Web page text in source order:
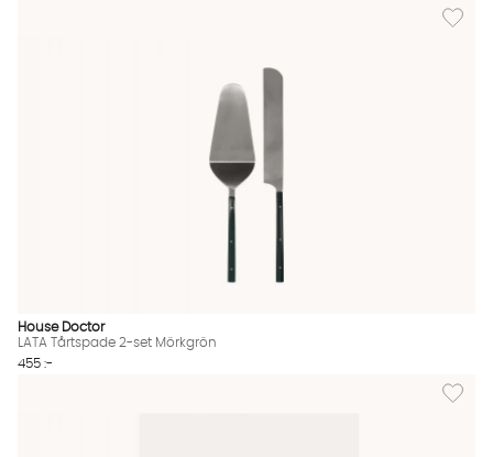
Lägg
House Doctor
LATA Tårtspade 2-set Mörkgrön
455 :-
Lägg